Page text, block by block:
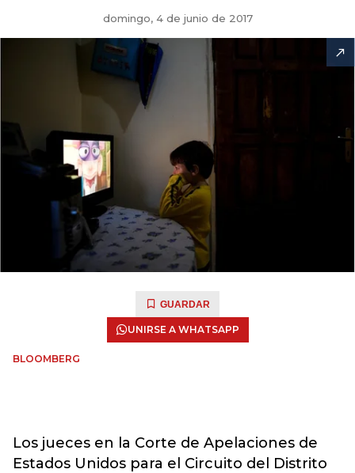
domingo, 4 de junio de 2017
GUARDAR
UNIRSE A WHATSAPP
BLOOMBERG
Los jueces en la Corte de Apelaciones de
Estados Unidos para el Circuito del Distrito